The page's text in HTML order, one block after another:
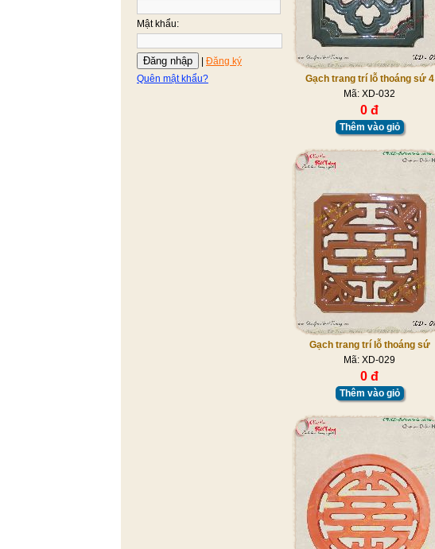
Mật khẩu:
Đăng nhập
Đăng ký
Quên mật khẩu?
Gạch trang trí lỗ thoáng sứ 4
Mã: XD-032
0 đ
Thêm vào giỏ
Gạch trang trí lỗ thoáng sứ
Mã: XD-029
0 đ
Thêm vào giỏ